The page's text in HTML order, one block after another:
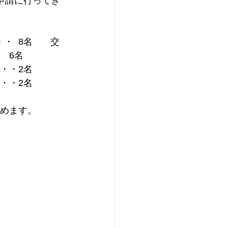
・  8名       交
6名
・2名
・2名
ます。